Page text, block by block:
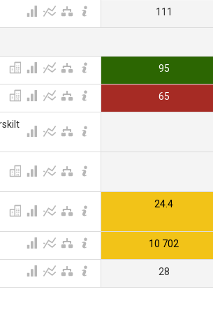
111
95
65
24.4
10 702
28